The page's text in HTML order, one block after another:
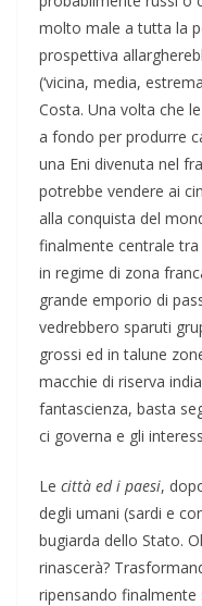
molto male a tutta la
prospettiva
(‘vicina, media,
Costa. Una volta che
a fondo per produrre
una Eni divenuta nel
potrebbe vendere ai
alla conquista del
finalmente centrale tra
in regime di zona
grande emporio di
vedrebbero sparuti
grossi ed in talune
macchie di riserva
fantascienza, basta
ci governa e gli
Le città ed i paesi,
degli umani (sardi e
bugiarda dello Stato.
rinascerà?
ripensando finalmente